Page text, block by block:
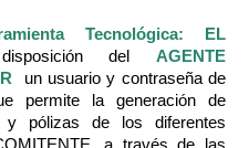
Tecnológica: EL
del AGENTE
un usuario y contraseña de
permite la generación de
y pólizas de los diferentes
a través de las